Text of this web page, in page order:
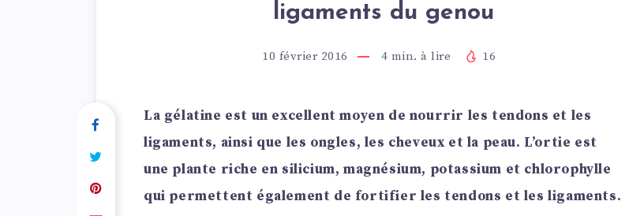
ligaments du genou
10 février 2016 4 min. à lire 16
La gélatine est un excellent moyen de nourrir les tendons et les
ligaments, ainsi que les ongles, les cheveux et la peau. L’ortie est
une plante riche en silicium, magnésium, potassium et chlorophylle
qui permettent également de fortifier les tendons et les ligaments.